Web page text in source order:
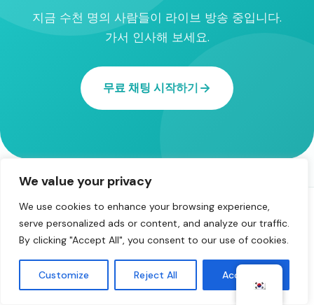
We value your privacy
We use cookies to enhance your browsing experience,
serve personalized ads or content, and analyze our traffic.
By clicking "Accept All", you consent to our use of cookies.
Customize Reject All Accept All
지금 수천 명의 사람들이 라이브 방송 중입니다.
가서 인사해 보세요.
무료 채팅 시작하기
Omegle 리뷰